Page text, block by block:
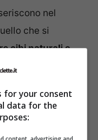
nel
che si
cibi naturali e
frutta, la
e vitello.
ottimo
sotto controllo
for your consent
data for the